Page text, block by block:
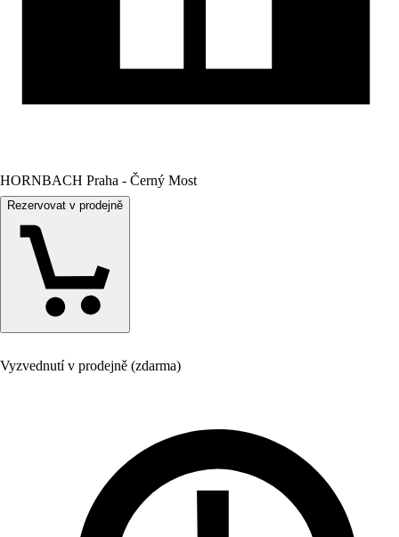
HORNBACH Praha - Černý Most
Rezervovat v prodejně
Vyzvednutí v prodejně (zdarma)